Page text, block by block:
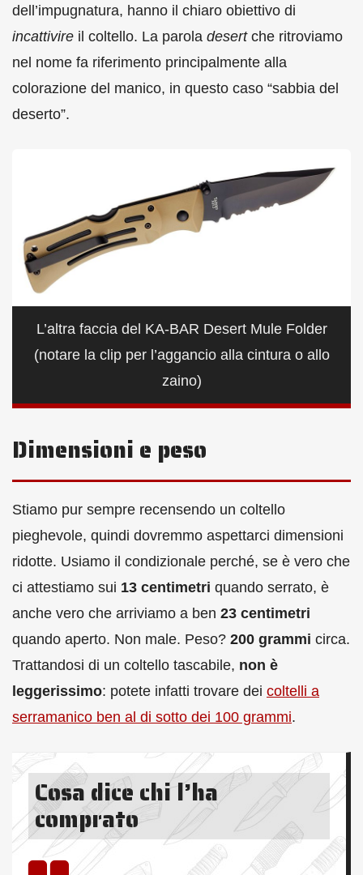
dell’impugnatura, hanno il chiaro obiettivo di
incattivire il coltello. La parola desertche ritroviamo
nel nome fa riferimento principalmente alla
colorazione del manico, in questo caso “sabbia del
deserto”.
L’altra faccia del KA-BAR Desert Mule Folder
(notare la clip per l’aggancio alla cintura o allo
zaino)
Dimensioni e peso
Stiamo pur sempre recensendo un coltello
pieghevole, quindi dovremmo aspettarci dimensioni
ridotte. Usiamo il condizionale perché, se è vero che
ci attestiamo sui 13 centimetri quando serrato, è
anche vero che arriviamo a ben 23 centimetri
quando aperto. Non male. Peso? 200 grammi circa.
Trattandosi di un coltello tascabile, non è
leggerissimo: potete infatti trovare dei coltelli a
serramanico ben al di sotto dei 100 grammi.
Cosa dice chi l’ha
comprato